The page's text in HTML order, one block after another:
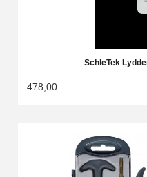
SchleTek
478,00